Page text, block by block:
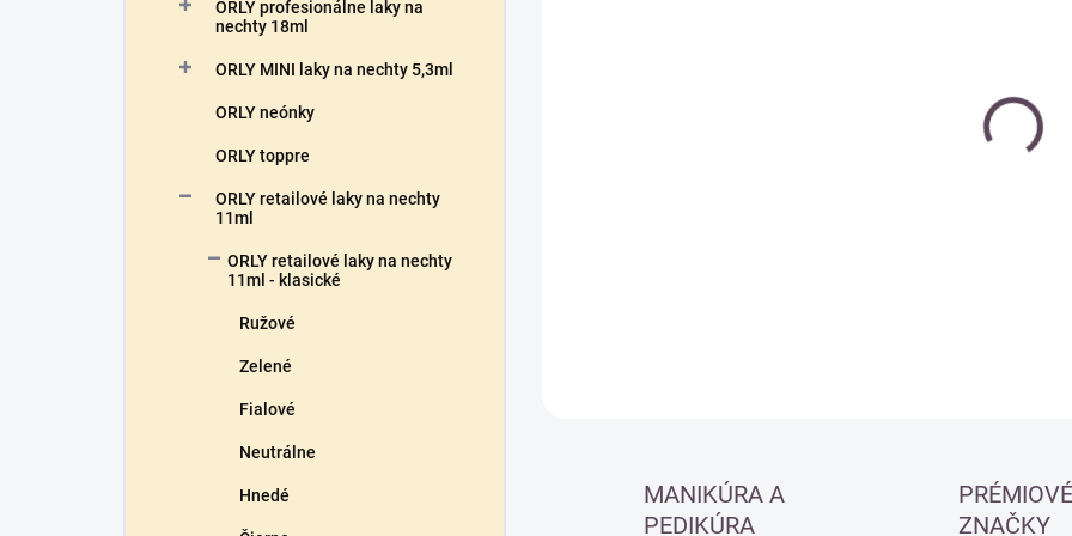
ORLY profesionálne laky na
nechty 18ml
ORLY MINI laky na nechty 5,3ml
ORLY neónky
ORLY toppre
ORLY retailové laky na nechty
11ml
ORLY retailové laky na nechty
11ml - klasické
Ružové
Zelené
Fialové
Neutrálne
Hnedé
MANIKÚRA A
PEDIKÚRA
PRÉMIOVÉ
ZNAČKY